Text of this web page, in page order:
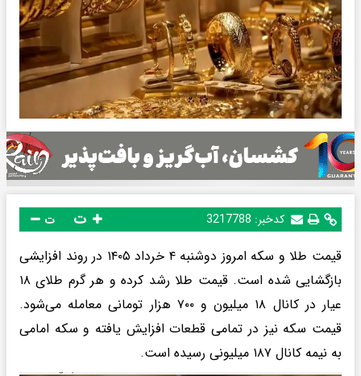
کدخبر: 3217788 ت
قیمت طلا و سکه امروز دوشنبه ۴ خرداد ۱۴۰۵ در روند افزایشی
بازگشایی شده است. قیمت طلا رشد کرده و هر گرم طلای ۱۸
عیار در کانال ۱۸ میلیون و ۷۰۰ هزار تومانی معامله می‌شود.
قیمت سکه نیز در تمامی قطعات افزایش یافته و سکه امامی
به نیمه کانال ۱۸۷ میلیونی رسیده است.